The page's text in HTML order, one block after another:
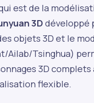
est de la
3Ddéveloppé
objets 3D et le
Ailab/Tsinghua)
3D complets
flexible.